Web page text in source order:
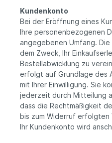
Kundenkonto
Bei der Eröffnung eines
Ihre personenbezogenen
angegebenen Umfang.
dem Zweck, Ihr
Bestellabwicklung zu
erfolgt auf Grundlage des
mit Ihrer Einwilligung. Sie
jederzeit durch Mitteilung
dass die Rechtmäßigkeit
bis zum Widerruf
Ihr Kundenkonto wird